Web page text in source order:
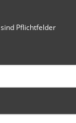
Pflichtfelder